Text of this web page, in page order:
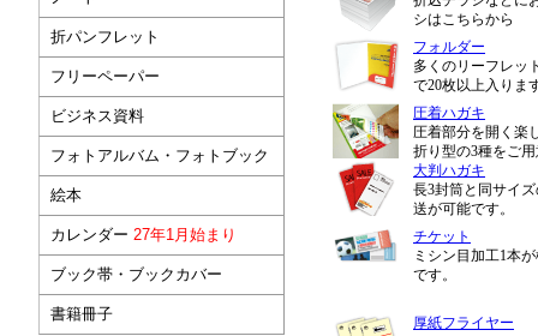
シはこちらから
フォルダー
多くのリーフレッ
で20枚以上入りま
圧着ハガキ
圧着部分を開く楽
折り型の3種をご
大判ハガキ
長3封筒と同サイ
送が可能です。
チケット
ミシン目加工1本
です。
厚紙フライヤー
折パンフレット
フリーペーパー
ビジネス資料
フォトアルバム・フォトブック
絵本
カレンダー 27年1月始まり
ブック帯・ブックカバー
書籍冊子